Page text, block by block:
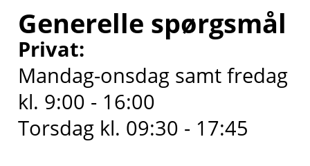
Generelle spørgsmål
Privat:
Mandag-onsdag samt fredag
kl. 9:00 - 16:00
Torsdag kl. 09:30 - 17:45